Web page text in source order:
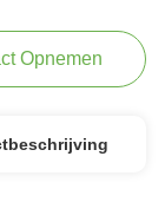
Opnemen